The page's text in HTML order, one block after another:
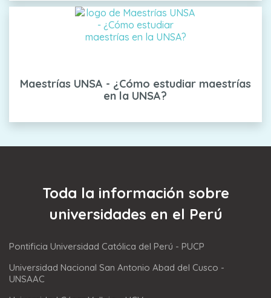
Maestrías UNSA - ¿Cómo estudiar maestrías
en la UNSA?
Toda la información sobre
universidades en el Perú
Pontificia Universidad Católica del Perú - PUCP
Universidad Nacional San Antonio Abad del Cusco -
UNSAAC